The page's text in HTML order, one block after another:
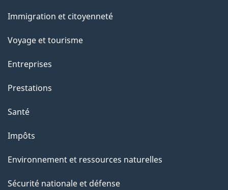
sujets
Immigration et citoyenneté
Voyage et tourisme
Entreprises
Prestations
Santé
Impôts
Environnement et ressources naturelles
Sécurité nationale et défense